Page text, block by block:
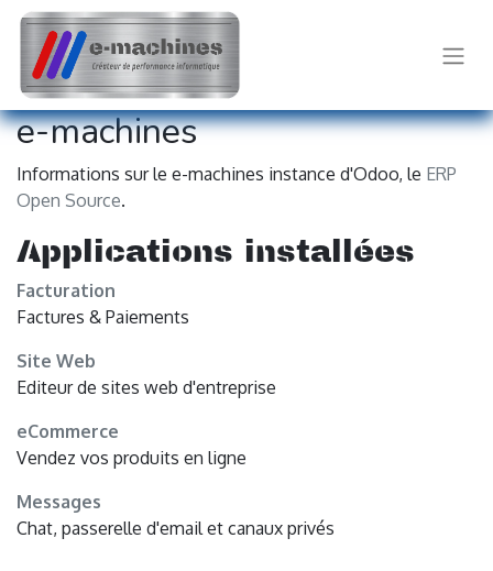
e-machines
Informations sur le e-machines instance d'Odoo, le ERP
Open Source.
Applications installées
Facturation
Factures & Paiements
Site Web
Editeur de sites web d'entreprise
eCommerce
Vendez vos produits en ligne
Messages
Chat, passerelle d'email et canaux privés